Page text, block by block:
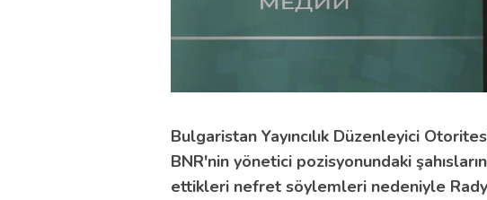
Bulgaristan Yayıncılık Düzenleyici
BNR'nin yönetici pozisyonundaki
ettikleri nefret söylemleri nedeniyle